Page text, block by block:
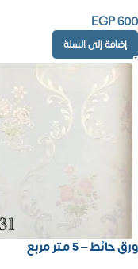
EGP600
إضافة إلى السلة
ورق حائط – 5 متر مربع